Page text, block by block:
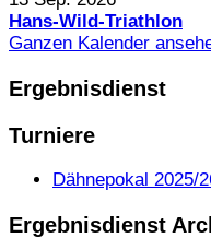
Hans-Wild-Triathlon
Ganzen Kalender
Ergebnisdienst
Turniere
Dähnepokal 2025/
Ergebnisdienst